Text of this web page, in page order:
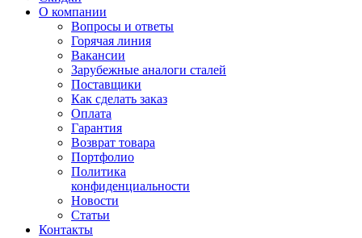
О компании
Вопросы и ответы
Горячая линия
Вакансии
Зарубежные аналоги сталей
Поставщики
Как сделать заказ
Оплата
Гарантия
Возврат товара
Портфолио
Политика
конфиденциальности
Новости
Статьи
Контакты